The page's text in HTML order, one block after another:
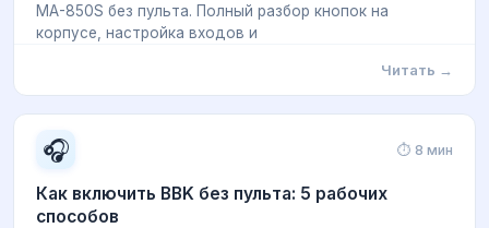
MA-850S без пульта. Полный разбор кнопок на
корпусе, настройка входов и
Читать →
🎧 ⏱ 8 мин
Как включить BBK без пульта: 5 рабочих
способов